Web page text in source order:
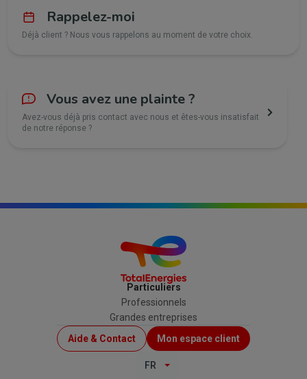
Rappelez-moi
Déjà client ? Nous vous rappelons au moment de votre choix.
Vous avez une plainte ?
Avez-vous déjà pris contact avec nous et êtes-vous insatisfait
de notre réponse ?
Particuliers
Professionnels
Grandes entreprises
Menu
Top
Aide & Contact Mon espace client
FR